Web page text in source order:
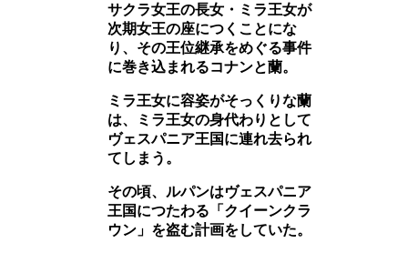
サクラ女王の長女・ミラ王女が
次期女王の座につくことにな
り、その王位継承をめぐる事件
に巻き込まれるコナンと蘭。
ミラ王女に容姿がそっくりな蘭
は、ミラ王女の身代わりとして
ヴェスパニア王国に連れ去られ
てしまう。
その頃、ルパンはヴェスパニア
王国につたわる「クイーンクラ
ウン」を盗む計画をしていた。